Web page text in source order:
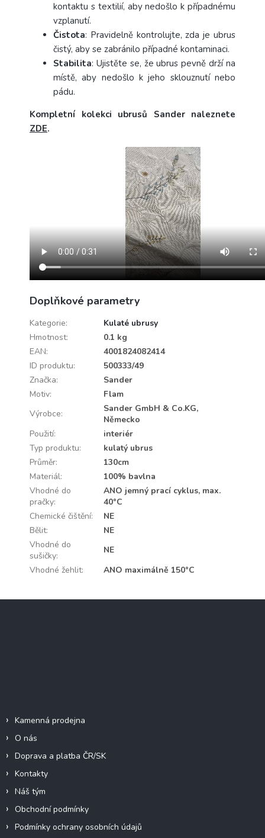
kontaktu s textilií, aby nedošlo k případnému
vzplanutí.
Čistota: Pravidelně kontrolujte, zda je ubrus
čistý, aby se zabránilo případné kontaminaci.
Stabilita: Ujistěte se, že ubrus pevně drží na
místě, aby nedošlo k jeho sklouznutí nebo
pádu.
Kompletní kolekci ubrusů Sander naleznete
ZDE.
Doplňkové parametry
Kategorie:
Kulaté ubrusy
Hmotnost:
0.1 kg
EAN:
4001824082414
ID produktu:
500333/49
Značka:
Sander
Motiv:
Flam
Výrobce:
Sander GmbH & Co.KG,
Německo
Použití:
interiér
Typ produktu:
kulatý ubrus
Průměr:
130cm
Materiál:
100% bavlna
Vhodné do
pračky:
ANO jemný prací cyklus, max.
40°C
Chemické čištění:
NE
Bělit:
NE
Vhodné do
sušičky:
NE
Vhodné žehlit: ANO maximálně 150°C
Z
Kamenná prodejna
O nás
Doprava a platba ČR/SK
Kontakty
Náš tým
Obchodní podmínky
Podmínky ochrany osobních údajů